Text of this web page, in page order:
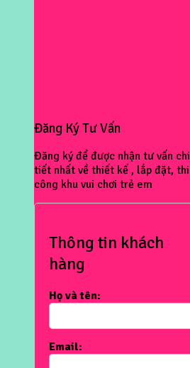
Đăng Ký Tư Vấn
Đăng ký để được nhận tư vấn chi
tiết nhất về thiết kế , lắp đặt, thi
công khu vui chơi trẻ em
Thông tin khách
hàng
Họ và tên:
Email: